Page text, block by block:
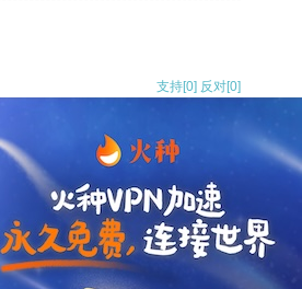
支持[0] 反对[0]
支持[0] 反对